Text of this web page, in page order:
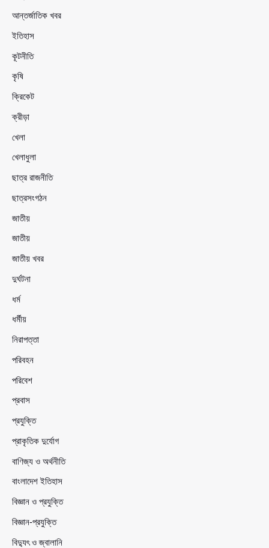
আন্তর্জাতিক খবর
ইতিহাস
কূটনীতি
কৃষি
ক্রিকেট
ক্রীড়া
খেলা
খেলাধুলা
ছাত্র রাজনীতি
ছাত্রসংগঠন
জাতীয়
জাতীয়
জাতীয় খবর
দুর্ঘটনা
ধর্ম
ধর্মীয়
নিরাপত্তা
পরিবহন
পরিবেশ
প্রবাস
প্রযুক্তি
প্রাকৃতিক দুর্যোগ
বাণিজ্য ও অর্থনীতি
বাংলাদেশ ইতিহাস
বিজ্ঞান ও প্রযুক্তি
বিজ্ঞান-প্রযুক্তি
বিদ্যুৎ ও জ্বালানি